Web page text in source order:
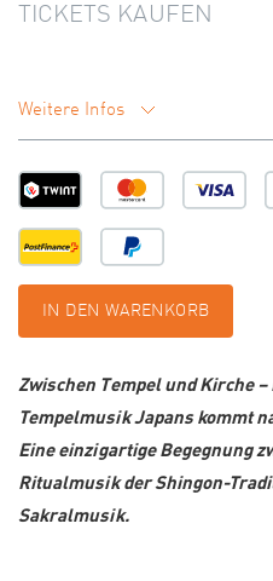
TICKETS KAUFEN
Weitere Infos
IN DEN WARENKORB
Zwischen Tempel und Kirche
Tempelmusik Japans kommt
Eine einzigartige Begegnung
Ritualmusik der Shingon-
Sakralmusik.